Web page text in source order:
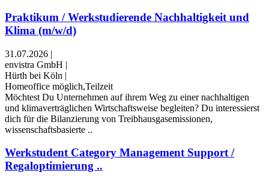
Praktikum / Werkstudierende Nachhaltigkeit und
Klima (m/w/d)
31.07.2026 |
envistra GmbH |
Hürth bei Köln |
Homeoffice möglich,Teilzeit
Möchtest Du Unternehmen auf ihrem Weg zu einer nachhaltigen
und klimaverträglichen Wirtschaftsweise begleiten? Du interessierst
dich für die Bilanzierung von Treibhausgasemissionen,
wissenschaftsbasierte ..
Werkstudent Category Management Support /
Regaloptimierung ..